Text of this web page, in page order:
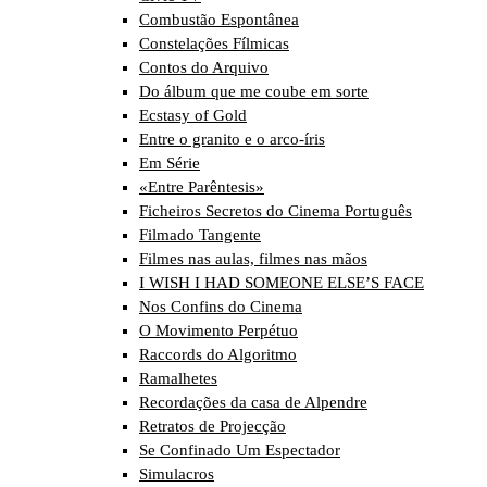
Combustão Espontânea
Constelações Fílmicas
Contos do Arquivo
Do álbum que me coube em sorte
Ecstasy of Gold
Entre o granito e o arco-íris
Em Série
«Entre Parêntesis»
Ficheiros Secretos do Cinema Português
Filmado Tangente
Filmes nas aulas, filmes nas mãos
I WISH I HAD SOMEONE ELSE’S FACE
Nos Confins do Cinema
O Movimento Perpétuo
Raccords do Algoritmo
Ramalhetes
Recordações da casa de Alpendre
Retratos de Projecção
Se Confinado Um Espectador
Simulacros